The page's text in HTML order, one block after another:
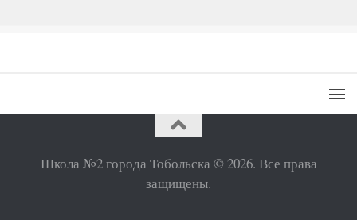
Школа №2 города Тобольска © 2026. Все права
защищены.